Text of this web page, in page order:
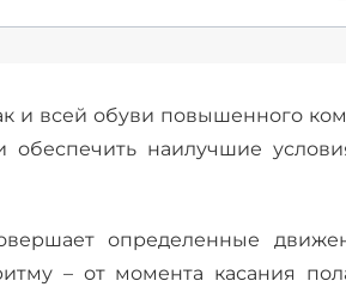
и всей обуви повышенного
наилучшие
определенные
– от момента касания